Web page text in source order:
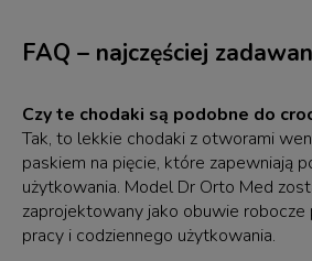
FAQ – najczęściej
Czy te chodaki są podobne do
Tak, to lekkie chodaki z otworami
paskiem na pięcie, które zapewniają
użytkowania. Model Dr Orto Med
zaprojektowany jako obuwie robocze
pracy i codziennego użytkowania.